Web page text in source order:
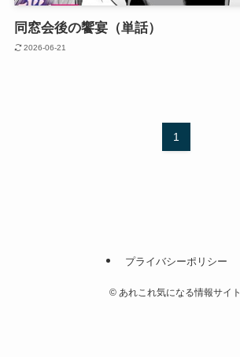
同窓会後の饗宴（単話）
2026-06-21
1
プライバシーポリシー
©あれこれ気になる情報サイト.